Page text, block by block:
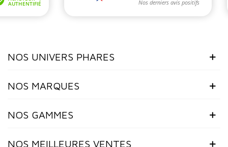
NOS UNIVERS PHARES
NOS MARQUES
NOS GAMMES
NOS MEILLEURES VENTES